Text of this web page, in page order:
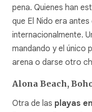
pena. Quienes han
que El Nido era
internacionalmente.
mandando y el único
arena o darse otro
Alona Beach,
Otra de las playas